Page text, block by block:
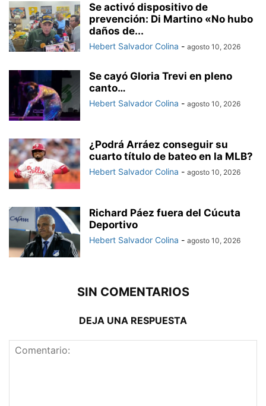
Se activó dispositivo de
prevención: Di Martino «No hubo
daños de...
Hebert Salvador Colina - agosto 10, 2026
Se cayó Gloria Trevi en pleno
canto…
Hebert Salvador Colina - agosto 10, 2026
¿Podrá Arráez conseguir su
cuarto título de bateo en la MLB?
Hebert Salvador Colina - agosto 10, 2026
Richard Páez fuera del Cúcuta
Deportivo
Hebert Salvador Colina - agosto 10, 2026
SIN COMENTARIOS
DEJA UNA RESPUESTA